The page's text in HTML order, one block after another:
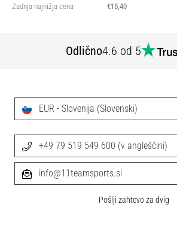
Zadnja najnižja cena €15,40
Odlično4.6 od 5
EUR - Slovenija (Slovenski)
+49 79 519 549 600 (v angleščini)
info@11teamsports.si
Pošlji zahtevo za dvig